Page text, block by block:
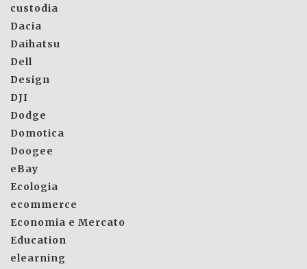
custodia
Dacia
Daihatsu
Dell
Design
DJI
Dodge
Domotica
Doogee
eBay
Ecologia
ecommerce
Economia e Mercato
Education
elearning